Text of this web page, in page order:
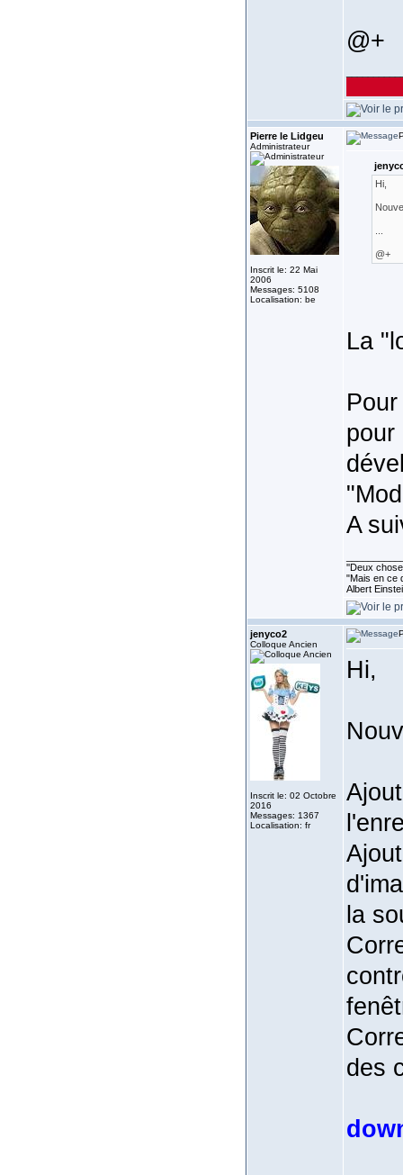
@+
Pierre le Lidgeu
Administrateur
Inscrit le: 22 Mai
2006
Messages: 5108
Localisation: be
Hi,
@+
La
pour
A
''Deux
"Mais en ce
Albert
jenyco2
Colloque Ancien
Inscrit le: 02 Octobre
2016
Messages: 1367
Localisation: fr
Hi,
la
des